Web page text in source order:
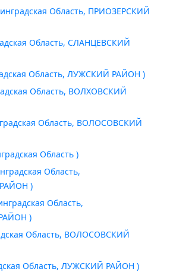
Область, ПРИОЗЕРСКИЙ
Область, СЛАНЦЕВСКИЙ
Область, ЛУЖСКИЙ РАЙОН )
Область, ВОЛХОВСКИЙ
Область, ВОЛОСОВСКИЙ
Область )
Область,
)
Область,
)
Область, ВОЛОСОВСКИЙ
Область, ЛУЖСКИЙ РАЙОН )